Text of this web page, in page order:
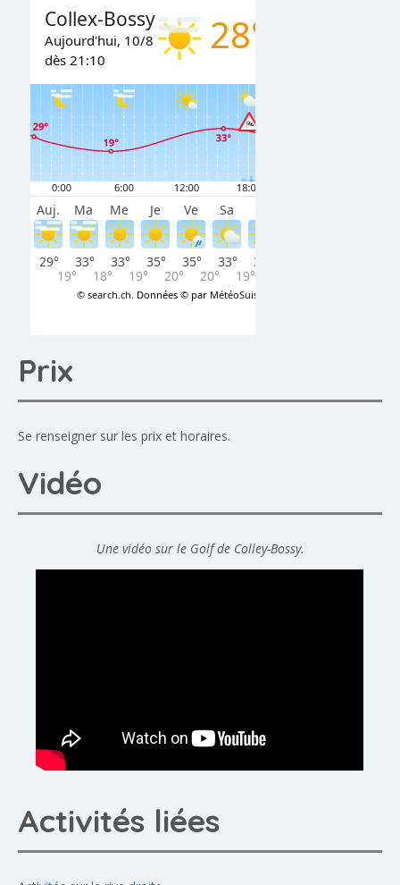
Prix
Se renseigner sur les prix et horaires.
Vidéo
Une vidéo sur le Golf de Colley-Bossy.
Activités liées